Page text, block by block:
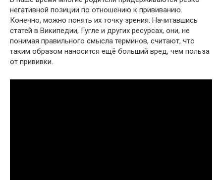
негативной позиции по отношению к прививанию.
Конечно, можно понять их точку зрения. Начитавшись
статей в Википедии, Гугле и других ресурсах, они, не
понимая правильного смысла терминов, считают, что
таким образом наносится ещё больший вред, чем польза
от прививки.